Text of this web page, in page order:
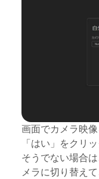
画面でカメラ映
「はい」をクリッ
そうでない場合
メラに切り替え